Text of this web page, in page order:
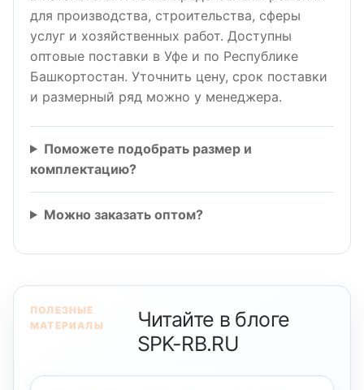
для производства, строительства, сферы
услуг и хозяйственных работ. Доступны
оптовые поставки в Уфе и по Республике
Башкортостан. Уточнить цену, срок поставки
и размерный ряд можно у менеджера.
Поможете подобрать размер и
комплектацию?
Можно заказать оптом?
ПОЛЕЗНЫЕ
МАТЕРИАЛЫ
Читайте в блоге
SPK-RB.RU